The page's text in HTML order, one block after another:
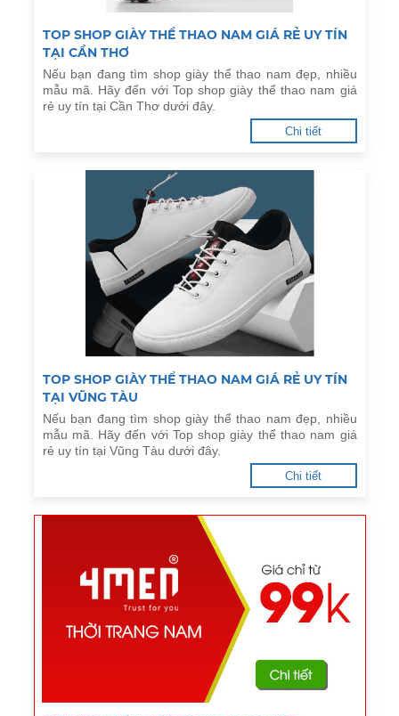
TOP SHOP GIÀY THỂ THAO NAM GIÁ RẺ UY TÍN
TẠI CẦN THƠ
Nếu bạn đang tìm shop giày thể thao nam đẹp, nhiều
mẫu mã. Hãy đến với Top shop giày thể thao nam giá
rẻ uy tín tại Cần Thơ dưới đây.
Chi tiết
TOP SHOP GIÀY THỂ THAO NAM GIÁ RẺ UY TÍN
TẠI VŨNG TÀU
Nếu bạn đang tìm shop giày thể thao nam đẹp, nhiều
mẫu mã. Hãy đến với Top shop giày thể thao nam giá
rẻ uy tín tại Vũng Tàu dưới đây.
Chi tiết